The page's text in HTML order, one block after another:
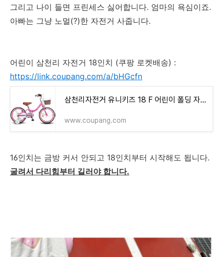
그리고 나이 들면 프린세스 싫어합니다. 엄마의 욕심이죠.
아빠는 그냥 노멀(?)한 자전거 사줍니다.
어린이 삼천리 자전거 18인치 (쿠팡 로켓배송) :
https://link.coupang.com/a/bHGcfn
삼천리자전거 유니키즈 18 F 어린이 폴딩 자전거 18UNIKIDS-F 미조립박스배송
www.coupang.com
16인치는 금방 커서 안되고 18인치부터 시작해도 됩니다.
굴려서 다리힘부터 길러야 합니다.